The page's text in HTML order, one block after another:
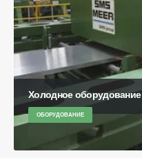
Холодное оборудование
ОБОРУДОВАНИЕ